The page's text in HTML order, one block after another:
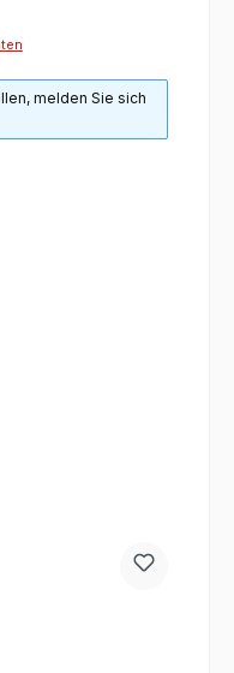
melden Sie sich